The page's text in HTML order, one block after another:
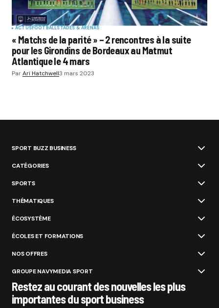
ACTUSFOOTBALLSTADES & ARENAS
« Matchs de la parité » – 2 rencontres à la suite
pour les Girondins de Bordeaux au Matmut
Atlantique le 4 mars
ParAri Hatchwell3 mars 2023
SPORT BUZZ BUSINESS
CATÉGORIES
SPORTS
THÉMATIQUES
ÉCOSYSTÈME
ÉCOLES ET FORMATIONS
NOS OFFRES
GROUPE NAVYMEDIA SPORT
Restez au courant des nouvelles les plus
importantes du sport business